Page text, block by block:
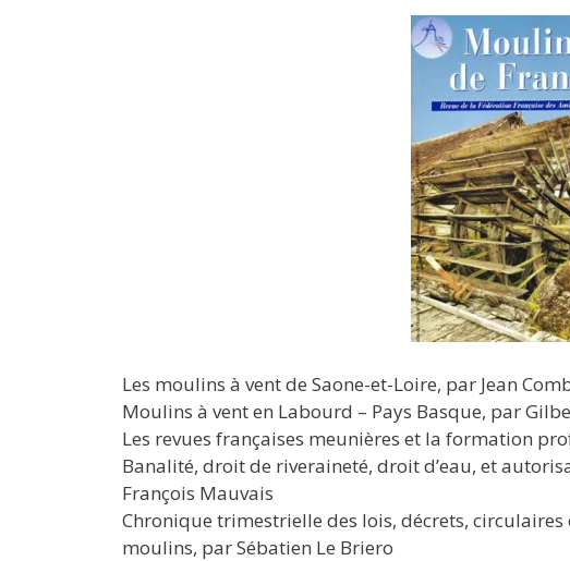
Les moulins à vent de Saone-et-Loire, par Jean
Moulins à vent en Labourd – Pays Basque, par
Les revues françaises meunières et la formation
Banalité, droit de riveraineté, droit d’eau, et
François Mauvais
Chronique trimestrielle des lois, décrets,
moulins, par Sébatien Le Briero